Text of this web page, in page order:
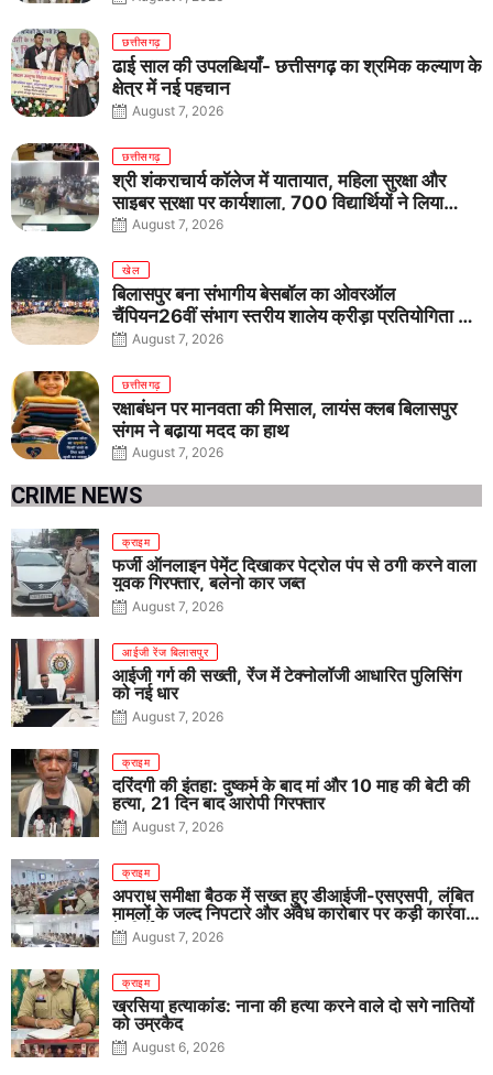
छत्तीसगढ़
ढाई साल की उपलब्धियाँ- छत्तीसगढ़ का श्रमिक कल्याण के
क्षेत्र में नई पहचान
August 7, 2026
छत्तीसगढ़
श्री शंकराचार्य कॉलेज में यातायात, महिला सुरक्षा और
साइबर सुरक्षा पर कार्यशाला, 700 विद्यार्थियों ने लिया
जागरूकता का संकल्प
August 7, 2026
खेल
बिलासपुर बना संभागीय बेसबॉल का ओवरऑल
चैंपियन26वीं संभाग स्तरीय शालेय क्रीड़ा प्रतियोगिता में
तीनों आयु वर्गों में शानदार प्रदर्शन
August 7, 2026
छत्तीसगढ़
रक्षाबंधन पर मानवता की मिसाल, लायंस क्लब बिलासपुर
संगम ने बढ़ाया मदद का हाथ
August 7, 2026
CRIME NEWS
क्राइम
फर्जी ऑनलाइन पेमेंट दिखाकर पेट्रोल पंप से ठगी करने वाला
युवक गिरफ्तार, बलेनो कार जब्त
August 7, 2026
आईजी रेंज बिलासपुर
आईजी गर्ग की सख्ती, रेंज में टेक्नोलॉजी आधारित पुलिसिंग
को नई धार
August 7, 2026
क्राइम
दरिंदगी की इंतहा: दुष्कर्म के बाद मां और 10 माह की बेटी की
हत्या, 21 दिन बाद आरोपी गिरफ्तार
August 7, 2026
क्राइम
अपराध समीक्षा बैठक में सख्त हुए डीआईजी-एसएसपी, लंबित
मामलों के जल्द निपटारे और अवैध कारोबार पर कड़ी कार्रवाई
के निर्देश
August 7, 2026
क्राइम
खरसिया हत्याकांड: नाना की हत्या करने वाले दो सगे नातियों
को उम्रकैद
August 6, 2026